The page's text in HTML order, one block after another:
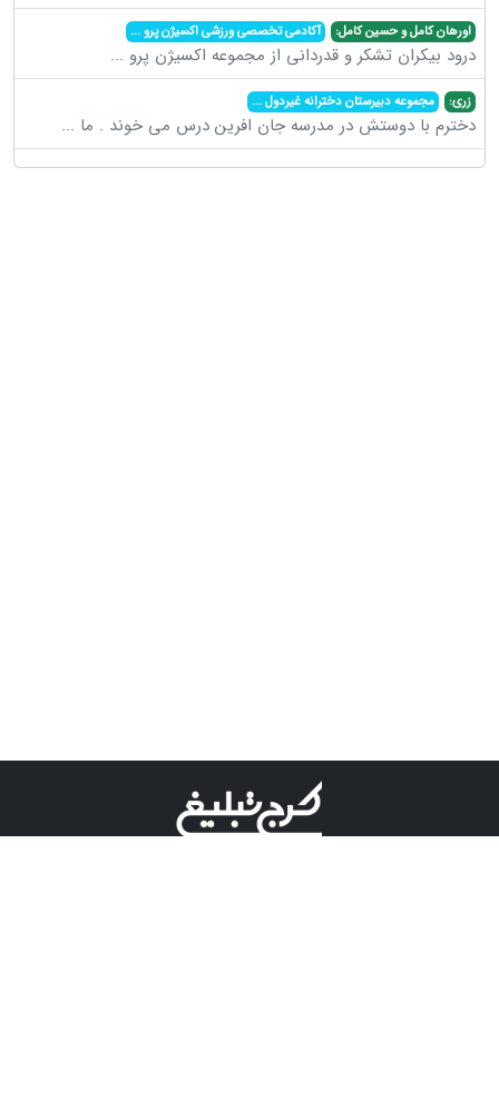
اورهان کامل و حسین کامل: آکادمی تخصصی ورزشی اکسیژن پرو...
درود بیکران تشکر و قدردانی از مجموعه اکسیژن پرو ...
زری: مجموعه دبیرستان دخترانه غیردول...
دخترم با دوستش در مدرسه جان افرین درس می خوند . ما ...